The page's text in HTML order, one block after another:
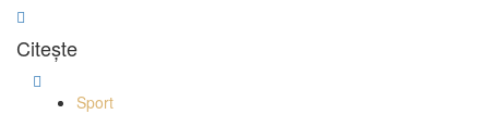
Citește
Sport